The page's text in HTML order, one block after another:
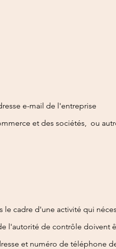
e-mail de l'entreprise
et des sociétés, ou
le cadre d'une activité qui
l'autorité de contrôle doivent
et numéro de téléphone